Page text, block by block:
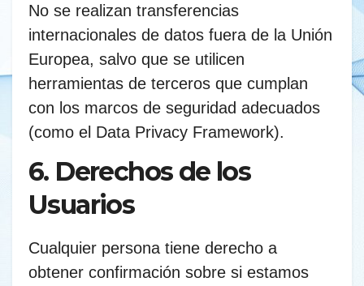
No se realizan transferencias
internacionales de datos fuera de la Unión
Europea, salvo que se utilicen
herramientas de terceros que cumplan
con los marcos de seguridad adecuados
(como el Data Privacy Framework).
6. Derechos de los
Usuarios
Cualquier persona tiene derecho a
obtener confirmación sobre si estamos